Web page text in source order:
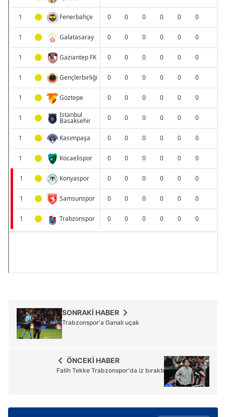
SONRAKİ HABER
Trabzonspor'a Ganalı uçak
ÖNCEKİ HABER
Fatih Tekke Trabzonspor'da iz bıraktı